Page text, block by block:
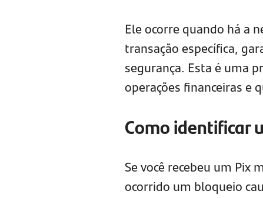
Ele ocorre quando há a
transação específica,
segurança. Esta é uma
operações financeiras e
Como identificar
Se você recebeu um Pix
ocorrido um bloqueio